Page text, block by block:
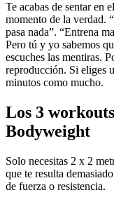
Te acabas de sentar en
momento de la verdad.
pasa nada”. “Entrena
Pero tú y yo sabemos
escuches las mentiras.
reproducción. Si eliges
minutos como mucho.
Los 3
Bodyweight
Solo necesitas 2 x 2
que te resulta
de fuerza o resistencia.